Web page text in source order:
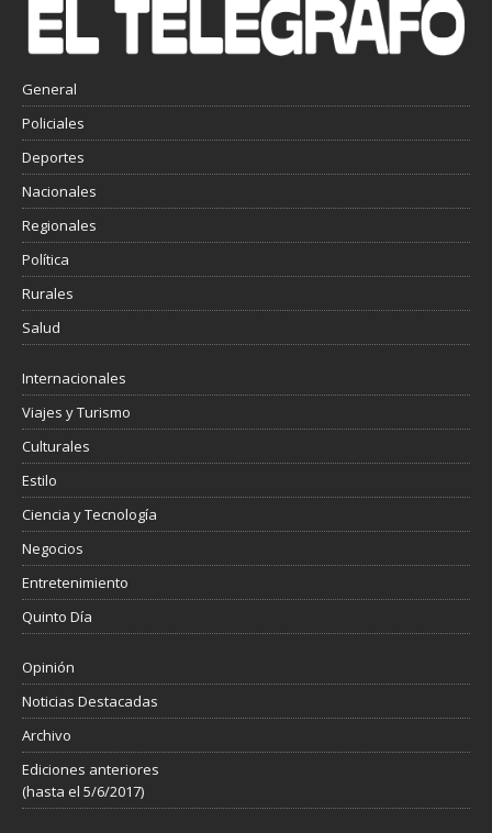
General
Policiales
Deportes
Nacionales
Regionales
Política
Rurales
Salud
Internacionales
Viajes y Turismo
Culturales
Estilo
Ciencia y Tecnología
Negocios
Entretenimiento
Quinto Día
Opinión
Noticias Destacadas
Archivo
Ediciones anteriores
(hasta el 5/6/2017)